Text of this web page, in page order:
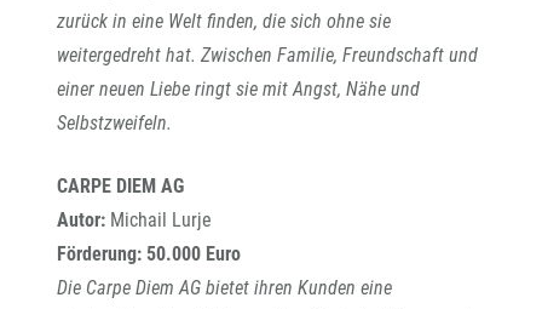
zurück in eine Welt finden, die sich ohne sie
weitergedreht hat. Zwischen Familie, Freundschaft und
einer neuen Liebe ringt sie mit Angst, Nähe und
Selbstzweifeln.
CARPE DIEM AG
Autor: Michail Lurje
Förderung: 50.000 Euro
Die Carpe Diem AG bietet ihren Kunden eine